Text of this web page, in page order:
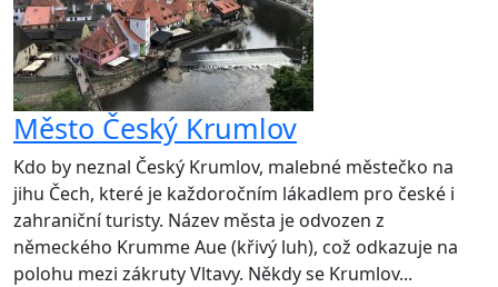
Město Český Krumlov
Kdo by neznal Český Krumlov, malebné městečko na
jihu Čech, které je každoročním lákadlem pro české i
zahraniční turisty. Název města je odvozen z
německého Krumme Aue (křivý luh), což odkazuje na
polohu mezi zákruty Vltavy. Někdy se Krumlov...